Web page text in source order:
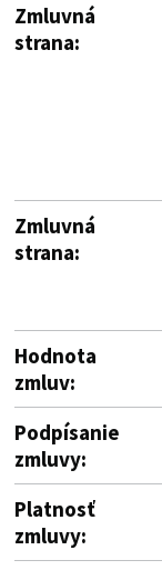
Zmluvná
strana:
Zmluvná
strana:
Hodnota
zmluv:
Podpísanie
zmluvy:
Platnosť
zmluvy: